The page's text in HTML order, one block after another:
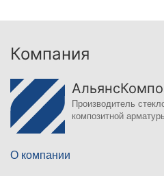
Компания
Производитель
композитной
О компании